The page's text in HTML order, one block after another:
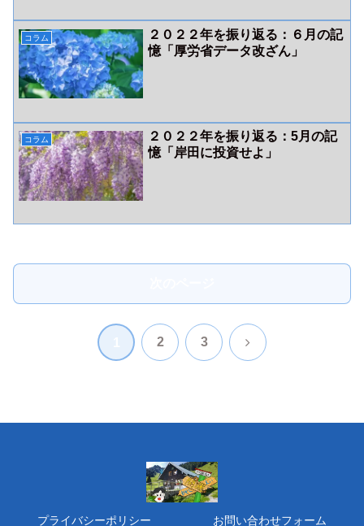
コラム
２０２２年を振り返る：６月の記
憶「厚労省データ改ざん」
コラム
２０２２年を振り返る：5月の記
憶「岸田に投資せよ」
2 3 次
プライバシーポリシー お問い合わせフォーム